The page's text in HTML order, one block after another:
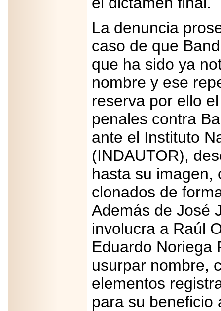
La denuncia
caso de que
que ha sido ya
nombre y ese
reserva por ello
penales contra
ante el Instituto
(INDAUTOR),
hasta su imagen,
clonados de
Además de José
involucra a Raúl
Eduardo Noriega
usurpar nombre,
elementos
para su beneficio